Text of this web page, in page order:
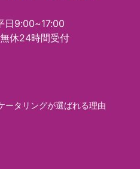
日9:00~17:00
休24時間受付
ータリングが選ばれる理由